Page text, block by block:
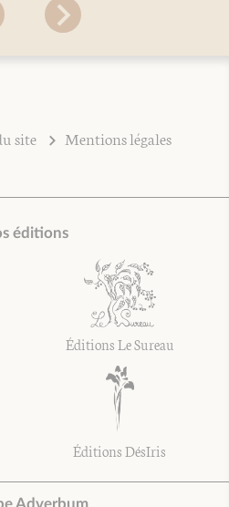
site
Mentions légales
éditions
Éditions Le Sureau
Éditions DésIris
Adverbum